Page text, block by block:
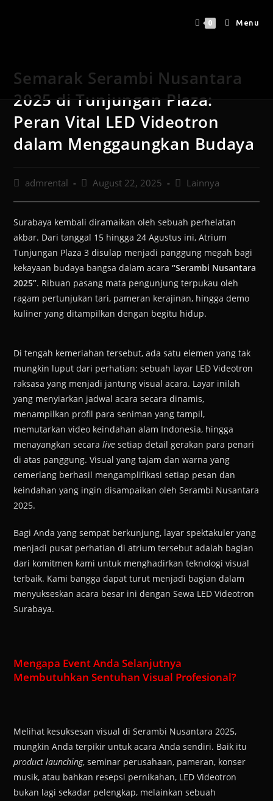
0 Menu
Semarak Serambi Nusantara
2025 di Tunjungan Plaza:
Peran Vital LED Videotron
dalam Menggaungkan Budaya
admrental August 22, 2025 Lainnya
Surabaya kembali diramaikan oleh sebuah perhelatan
akbar. Dari tanggal 15 hingga 24 Agustus ini, Atrium
Tunjungan Plaza 3 disulap menjadi panggung megah bagi
kekayaan budaya bangsa dalam acara“Serambi Nusantara
2025”. Ribuan pasang mata pengunjung terpukau oleh
ragam pertunjukan tari, pameran kerajinan, hingga demo
kuliner yang ditampilkan dengan begitu hidup.
Di tengah kemeriahan tersebut, ada satu elemen yang tak
mungkin luput dari perhatian: sebuah layar LED Videotron
raksasa yang menjadi jantung visual acara. Layar inilah
yang menyiarkan jadwal acara secara dinamis,
menampilkan profil para seniman yang tampil,
memutarkan video keindahan alam Indonesia, hingga
menayangkan secaralive setiap detail gerakan para penari
di atas panggung. Visual yang tajam dan warna yang
cemerlang berhasil mengamplifikasi setiap pesan dan
keindahan yang ingin disampaikan oleh Serambi Nusantara
2025.
Bagi Anda yang sempat berkunjung, layar spektakuler yang
menjadi pusat perhatian di atrium tersebut adalah bagian
dari komitmen kami untuk menghadirkan teknologi visual
terbaik. Kami bangga dapat turut menjadi bagian dalam
menyukseskan acara besar ini dengan Sewa LED Videotron
Surabaya.
Mengapa Event Anda Selanjutnya
Membutuhkan Sentuhan Visual Profesional?
Melihat kesuksesan visual di Serambi Nusantara 2025,
mungkin Anda terpikir untuk acara Anda sendiri. Baik itu
product launching, seminar perusahaan, pameran, konser
musik, atau bahkan resepsi pernikahan, LED Videotron
bukan lagi sekadar pelengkap, melainkan sebuah